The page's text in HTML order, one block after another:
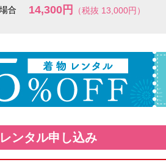
合
14,300円 （税抜 13,000円）
ンタル申し込み